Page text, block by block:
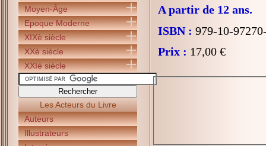
Moyen-Âge
Epoque Moderne
XIXè siècle
XXè siècle
XXIè siècle
Les Acteurs du Livre
Auteurs
Illustrateurs
A partir de 12 ans.
ISBN : 979-10-
Prix : 17,00 €